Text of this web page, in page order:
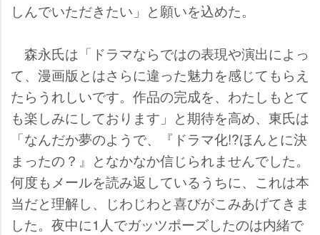
しんでいただきたい」と願いを込めた。
森永氏は「ドラマならではの表現や演出によっ
て、漫画版とはさらに違った魅力を感じてもらえ
たらうれしいです。作品の完成を、わたしもとて
も楽しみにしております」と期待を高め、東氏は
「なんだか夢のようで、『ドラマ化!?ほんとに決
まったの？』となかなか信じられませんでした。
何度もメールを読み返しているうちに、これは本
当だと理解し、じわじわと喜びがこみあげてきま
した。夜中に1人でガッツポーズしたのは内緒で